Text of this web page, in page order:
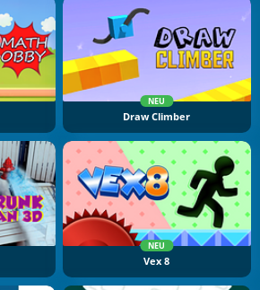
NEU
Draw Climber
NEU
Vex 8